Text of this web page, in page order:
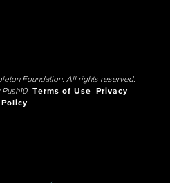
Foundation. All rights reserved.
Terms of Use
Privacy
Policy